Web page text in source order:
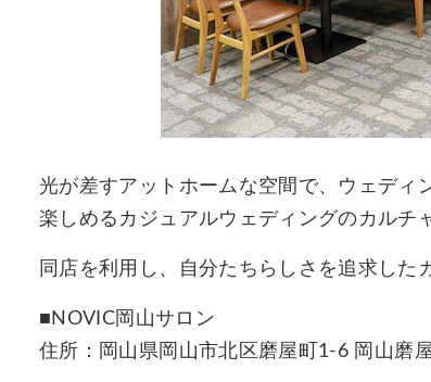
光が差すアットホームな空間で、ウェディ
楽しめるカジュアルウェディングのカルチ
同店を利用し、自分たちらしさを追求した
■NOVIC岡山サロン
住所：岡山県岡山市北区磨屋町1-6 岡山磨